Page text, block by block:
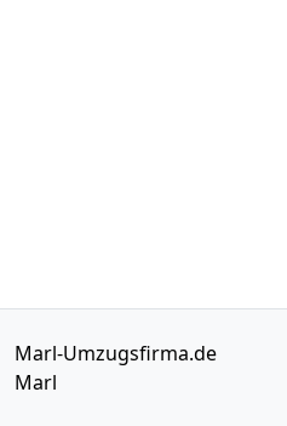
Marl-Umzugsfirma.de
Marl